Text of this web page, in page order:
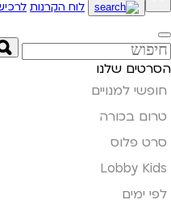
לוח הקרנות
הסרטים שלנו
חופשי למנויים
טרום בכורה
סרט פלוס
Lobby Kids
לפי ימים